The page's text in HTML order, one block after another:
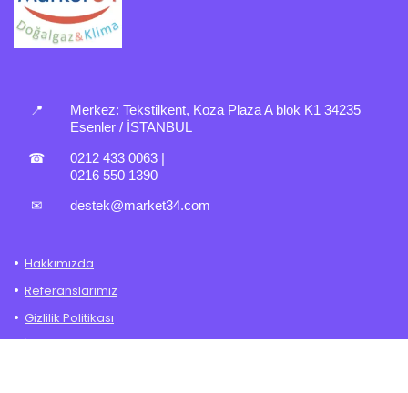
📍 Merkez: Tekstilkent, Koza Plaza A blok K1 34235
Esenler / İSTANBUL
☎ 0212 433 0063
0216 550 1390
✉ destek@market34.com
Hakkımızda
Referanslarımız
Gizlilik Politikası